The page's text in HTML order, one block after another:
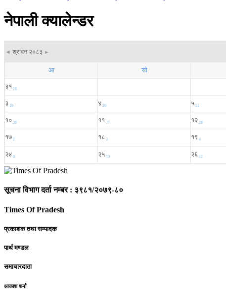
नेपाली क्यालेन्डर
सूचना विभाग दर्ता नम्बर : ३९८१/२०७९-८०
Times Of Pradesh
प्रकाशक तथा सम्पादक
पार्थ मण्डल
समाचारदाता
आकाश शर्मा